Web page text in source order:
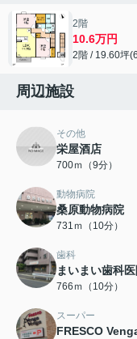
2階
10.6万円
2階 / 19.60坪
周辺施設
その他
栄屋酒店
700ｍ（9分）
動物病院
桑原動物病院
731ｍ（10分）
歯科
まいまい歯科
766ｍ（10分）
スーパー
FRESCO